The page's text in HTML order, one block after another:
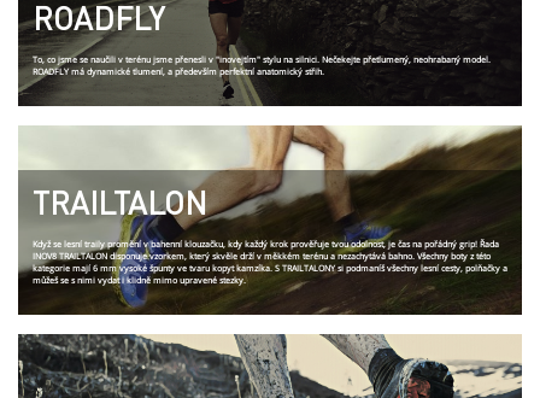
ROADFLY
To, co jsme se naučili v terénu jsme přenesli v "inovejtím" stylu na silnici. Nečekejte přetlumený, neohrabaný model.
ROADFLY má dynamické tlumení, a především perfektní anatomický střih.
TRAILTALON
Když se lesní traily promění v bahenní klouzačku, kdy každý krok prověřuje tvou odolnost, je čas na pořádný grip! Řada
INOV8 TRAILTALON disponuje vzorkem, který skvěle drží v měkkém terénu a nezachytává bahno. Všechny boty z této
kategorie mají 6 mm vysoké špunty ve tvaru kopyt kamzíka. S TRAILTALONY si podmaníš všechny lesní cesty, polňačky a
můžeš se s nimi vydat i klidně mimo upravené stezky.